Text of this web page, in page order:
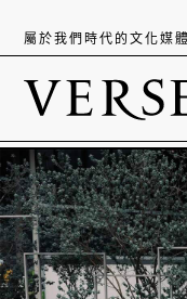
屬於我們時代的文化媒體